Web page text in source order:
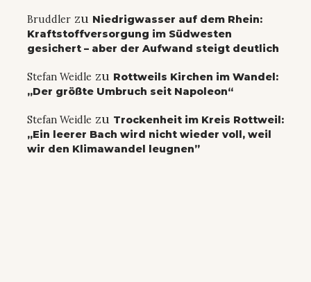
Bruddler zu Niedrigwasser auf dem Rhein:
Kraftstoffversorgung im Südwesten
gesichert – aber der Aufwand steigt deutlich
Stefan Weidle zu Rottweils Kirchen im Wandel:
„Der größte Umbruch seit Napoleon“
Stefan Weidle zu Trockenheit im Kreis Rottweil:
„Ein leerer Bach wird nicht wieder voll, weil
wir den Klimawandel leugnen”